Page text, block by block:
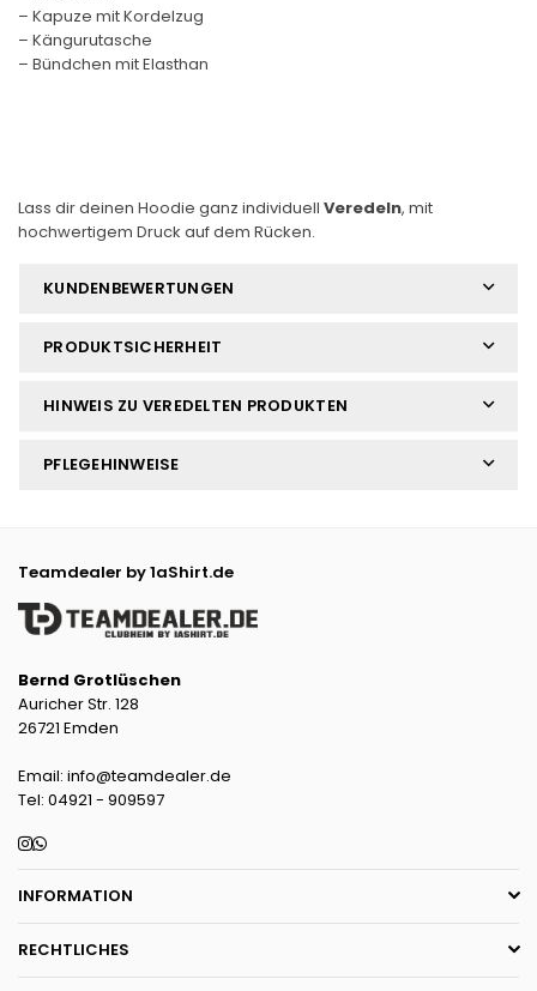
– Kapuze mit Kordelzug
– Kängurutasche
– Bündchen mit Elasthan
Lass dir deinen Hoodie ganz individuell Veredeln, mit
hochwertigem Druck auf dem Rücken.
KUNDENBEWERTUNGEN
PRODUKTSICHERHEIT
HINWEIS ZU VEREDELTEN PRODUKTEN
PFLEGEHINWEISE
Teamdealer by 1aShirt.de
Bernd Grotlüschen
Auricher Str. 128
26721 Emden
Email: info@teamdealer.de
Tel: 04921 - 909597
Instagram
Whatsapp
INFORMATION
RECHTLICHES